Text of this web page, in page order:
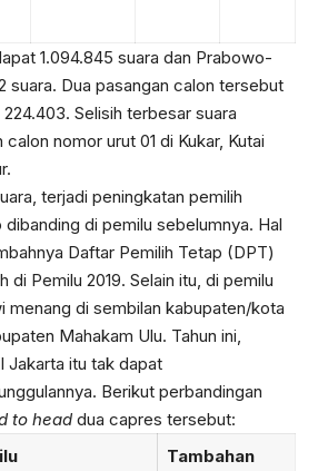
1.094.845 suara dan Prabowo-
suara. Dua pasangan calon tersebut
Selisih terbesar suara
nomor urut 01 di Kukar, Kutai
terjadi peningkatan pemilih
di pemilu sebelumnya. Hal
Daftar Pemilih Tetap (DPT)
di Pemilu 2019. Selain itu, di pemilu
menang di sembilan kabupaten/kota
Mahakam Ulu. Tahun ini,
Jakarta itu tak dapat
Berikut perbandingan
to head dua capres tersebut:
Tambahan